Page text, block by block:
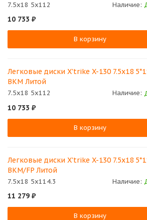
7.5x18 5x112 Наличие:
10 733 ₽
В корзину
Легковые диски X'trike X-130 7.5x18
BKM Литой
7.5x18 5x112 Наличие:
10 733 ₽
В корзину
Легковые диски X'trike X-130 7.5x18
BKM/FP Литой
7.5x18 5x114.3 Наличие:
11 279 ₽
В корзину